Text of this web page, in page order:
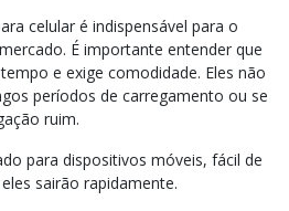
celular é indispensável para o
É importante entender que
e exige comodidade. Eles não
períodos de carregamento ou se
ruim.
para dispositivos móveis, fácil de
sairão rapidamente.